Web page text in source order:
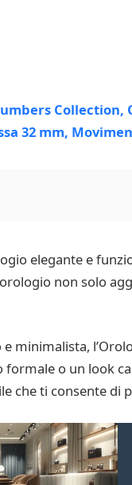
elegante e
non solo
minimalista,
formale o un look
che ti consente di